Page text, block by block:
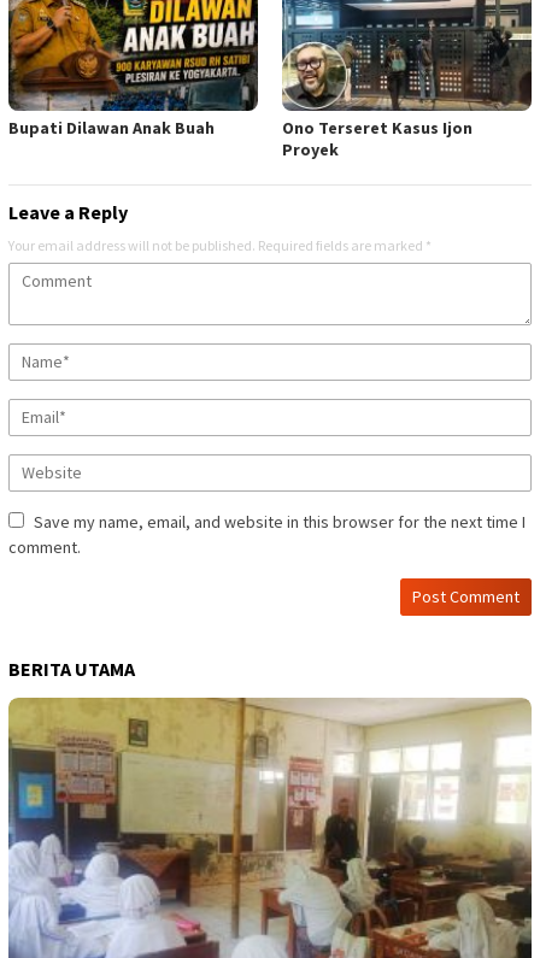
Bupati Dilawan Anak Buah
Ono Terseret Kasus Ijon
Proyek
Leave a Reply
Your email address will not be published. Required fields are marked *
Save my name, email, and website in this browser for the next time I
comment.
BERITA UTAMA